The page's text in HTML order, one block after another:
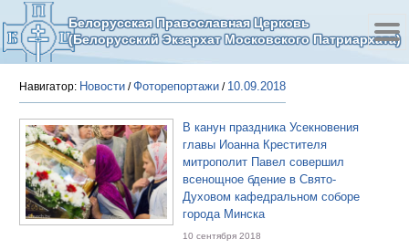
Белорусская Православная Церковь
(Белорусский Экзархат Московского Патриархата)
Навигатор: Новости /Фоторепортажи / 10.09.2018
В канун праздника Усекновения
главы Иоанна Крестителя
митрополит Павел совершил
всенощное бдение в Свято-
Духовом кафедральном соборе
города Минска
10 сентября 2018